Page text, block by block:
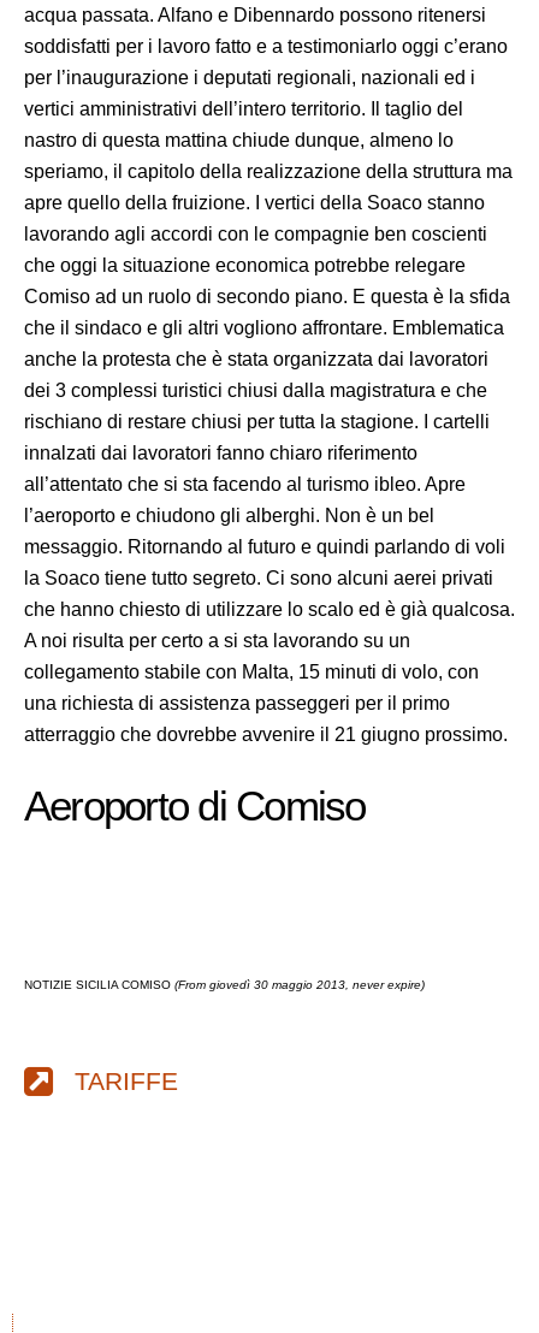
acqua passata. Alfano e Dibennardo possono ritenersi
soddisfatti per i lavoro fatto e a testimoniarlo oggi c’erano
per l’inaugurazione i deputati regionali, nazionali ed i
vertici amministrativi dell’intero territorio. Il taglio del
nastro di questa mattina chiude dunque, almeno lo
speriamo, il capitolo della realizzazione della struttura ma
apre quello della fruizione. I vertici della Soaco stanno
lavorando agli accordi con le compagnie ben coscienti
che oggi la situazione economica potrebbe relegare
Comiso ad un ruolo di secondo piano. E questa è la sfida
che il sindaco e gli altri vogliono affrontare. Emblematica
anche la protesta che è stata organizzata dai lavoratori
dei 3 complessi turistici chiusi dalla magistratura e che
rischiano di restare chiusi per tutta la stagione. I cartelli
innalzati dai lavoratori fanno chiaro riferimento
all’attentato che si sta facendo al turismo ibleo. Apre
l’aeroporto e chiudono gli alberghi. Non è un bel
messaggio. Ritornando al futuro e quindi parlando di voli
la Soaco tiene tutto segreto. Ci sono alcuni aerei privati
che hanno chiesto di utilizzare lo scalo ed è già qualcosa.
A noi risulta per certo a si sta lavorando su un
collegamento stabile con Malta, 15 minuti di volo, con
una richiesta di assistenza passeggeri per il primo
atterraggio che dovrebbe avvenire il 21 giugno prossimo.
Aeroporto di Comiso
NOTIZIE SICILIA COMISO (From giovedì 30 maggio 2013, never expire)
TARIFFE